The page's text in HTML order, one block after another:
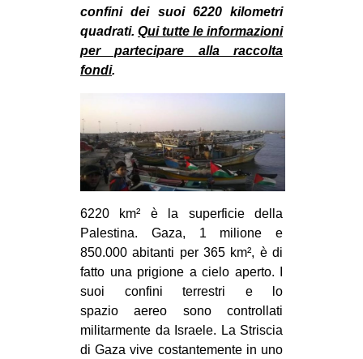
MILANO
MOBILITAZIONI
SPORT POPOLARE
MOVIMENTI
AMBIENTE
ANTIFASCISMO
DIRITTO ALL’ABITARE
GENERI
MIGRAZIONI
PRECARIATO
STUDENTI
confini dei suoi 6220 kilometri
quadrati. Qui tutte le informazioni
per partecipare alla raccolta
fondi.
6220 km² è la superficie della
Palestina. Gaza, 1 milione e
850.000 abitanti per 365 km², è di
fatto una prigione a cielo aperto. I
suoi confini terrestri e lo
spazio aereo sono controllati
militarmente da Israele. La Striscia
di Gaza vive costantemente in uno